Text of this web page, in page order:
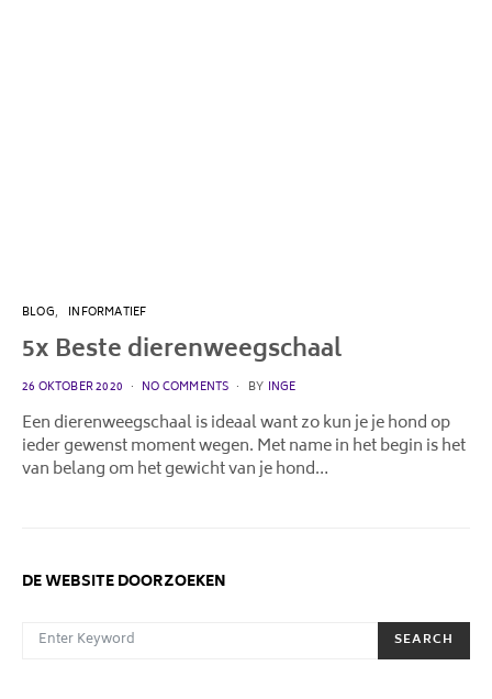
BLOG INFORMATIEF
5x Beste dierenweegschaal
POSTED
26 OKTOBER 2020 NO COMMENTS BY INGE
Een dierenweegschaal is ideaal want zo kun je je hond op
ieder gewenst moment wegen. Met name in het begin is het
van belang om het gewicht van je hond…
DE WEBSITE DOORZOEKEN
SEARCH FOR:
SEARCH